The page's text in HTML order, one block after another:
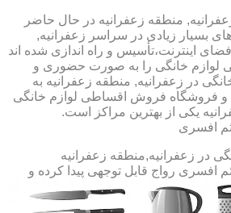
منطقه زعفرانیه در حال حاضر
بسیار زیادی در سراسر زعفرانیه,
اینترنت،تأسیس و راه اندازی شده اند
لوازم خانگی را به صورت حضوری و
در زعفرانیه, منطقه زعفرانیه به
و فروشگاه فروش اقساطی لوازم خانگی
یکی از بهترین مراکز است.
در زعفرانیه,منطقه زعفرانیه
رواج قابل توجهی پیدا کرده و